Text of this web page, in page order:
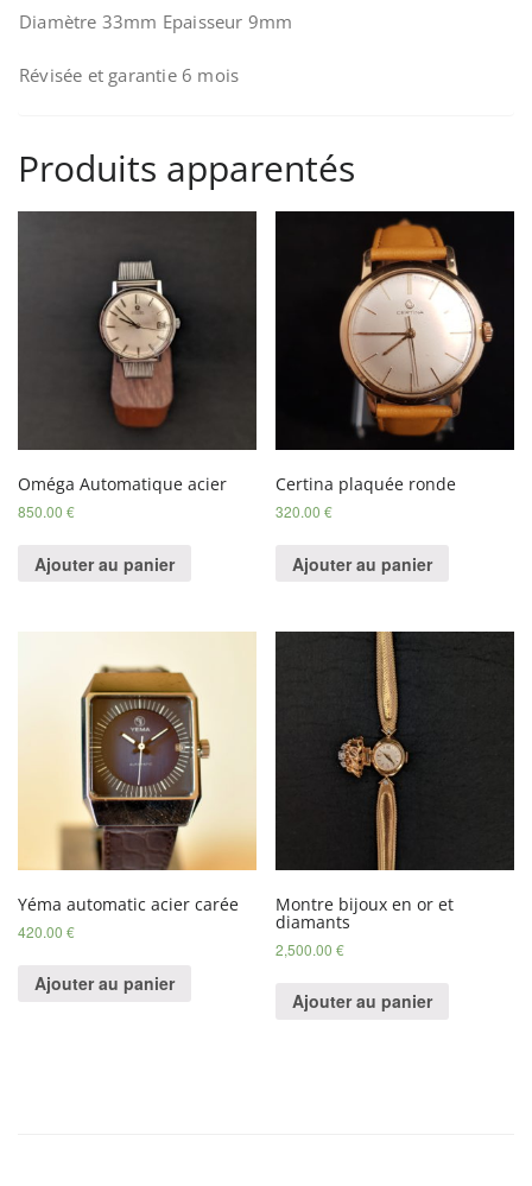
Diamètre 33mm Epaisseur 9mm
Révisée et garantie 6 mois
Produits apparentés
Oméga Automatique acier
850.00 €
Ajouter au panier
Certina plaquée ronde
320.00€
Ajouter au panier
Yéma automatic acier carée
420.00 €
Ajouter au panier
Montre bijoux en or et
diamants
2,500.00€
Ajouter au panier